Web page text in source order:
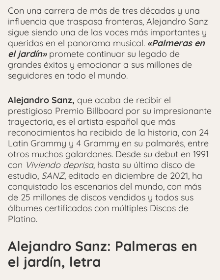
Con una carrera de más de tres décadas y una
influencia que traspasa fronteras, Alejandro Sanz
sigue siendo una de las voces más importantes y
queridas en el panorama musical. «Palmeras en
el jardín»promete continuar su legado de
grandes éxitos y emocionar a sus millones de
seguidores en todo el mundo.
Alejandro Sanz, que acaba de recibir el
prestigioso Premio Billboard por su impresionante
trayectoria, es el artista español que más
reconocimientos ha recibido de la historia, con 24
Latin Grammy y 4 Grammy en su palmarés, entre
otros muchos galardones. Desde su debut en 1991
con Viviendo deprisa, hasta su último disco de
estudio, SANZ, editado en diciembre de 2021, ha
conquistado los escenarios del mundo, con más
de 25 millones de discos vendidos y todos sus
álbumes certificados con múltiples Discos de
Platino.
Alejandro Sanz: Palmeras en
el jardín, letra